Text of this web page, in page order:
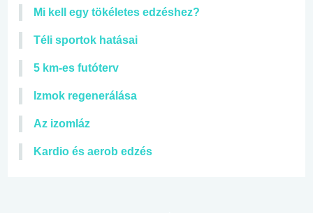
Mi kell egy tökéletes edzéshez?
Téli sportok hatásai
5 km-es futóterv
Izmok regenerálása
Az izomláz
Kardio és aerob edzés